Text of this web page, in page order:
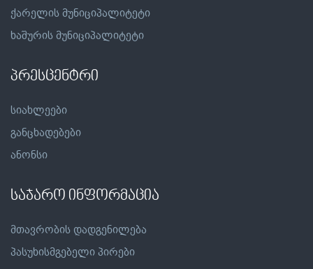
ქარელის მუნიციპალიტეტი
ხაშურის მუნიციპალიტეტი
პრესცენტრი
სიახლეები
განცხადებები
ანონსი
საჯარო ინფორმაცია
მთავრობის დადგენილება
პასუხისმგებელი პირები